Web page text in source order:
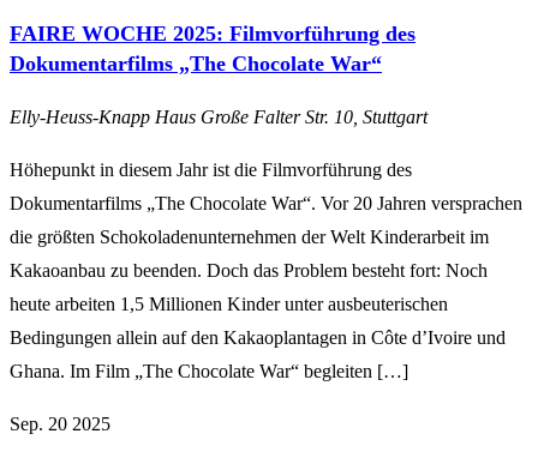
FAIRE WOCHE 2025: Filmvorführung des
Dokumentarfilms „The Chocolate War“
Elly-Heuss-Knapp Haus Große Falter Str. 10, Stuttgart
Höhepunkt in diesem Jahr ist die Filmvorführung des
Dokumentarfilms „The Chocolate War“. Vor 20 Jahren versprachen
die größten Schokoladenunternehmen der Welt Kinderarbeit im
Kakaoanbau zu beenden. Doch das Problem besteht fort: Noch
heute arbeiten 1,5 Millionen Kinder unter ausbeuterischen
Bedingungen allein auf den Kakaoplantagen in Côte d’Ivoire und
Ghana. Im Film „The Chocolate War“ begleiten […]
Sep. 20 2025